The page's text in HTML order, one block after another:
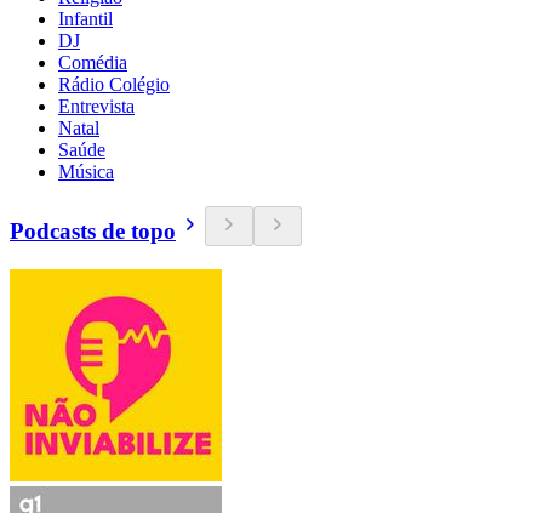
Infantil
DJ
Comédia
Rádio Colégio
Entrevista
Natal
Saúde
Música
Podcasts de topo